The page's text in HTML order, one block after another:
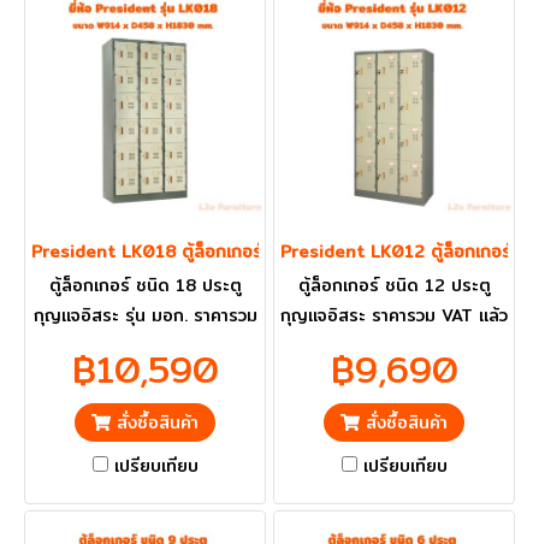
President LK018 ตู้ล็อกเกอร์ 18 ประตู
ตู้ล็อกเกอร์ ชนิด 18 ประตู
กุญแจอิสระ รุ่น มอก. ราคารวม
ส่งฟรี
฿10,590
สั่งซื้อสินค้า
เปรียบเทียบ
President LK012 ตู้ล็อกเกอร์
ตู้ล็อกเกอร์ ชนิด 12 ประตู
กุญแจอิสระ ราคารวม VAT แล้ว
฿9,690
สั่งซื้อสินค้า
เปรียบเทียบ